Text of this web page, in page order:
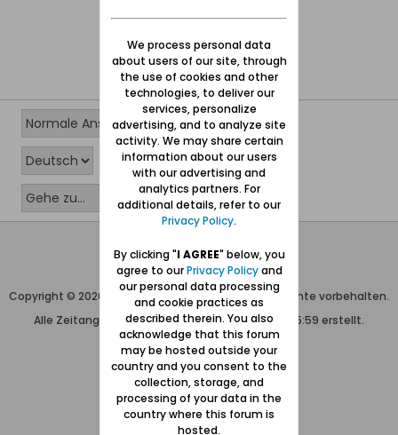
Wolfgang Naujocks MMXXVI
Powered byvBulletin®
Copyright © 2026 MH Sub I, LLC dba vBulletin. Alle Rechte vorbehalten.
Alle Zeitangaben in WEZ+1. Die Seite wurde um 15:59 erstellt.
We process personal data
about users of our site, through
the use of cookies and other
technologies, to deliver our
services, personalize
advertising, and to analyze site
activity. We may share certain
information about our users
with our advertising and
analytics partners. For
additional details, refer to our
Privacy Policy.
By clicking "I AGREE" below, you
agree to ourPrivacy Policyand
our personal data processing
and cookie practices as
described therein. You also
acknowledge that this forum
may be hosted outside your
country and you consent to the
collection, storage, and
processing of your data in the
country where this forum is
hosted.